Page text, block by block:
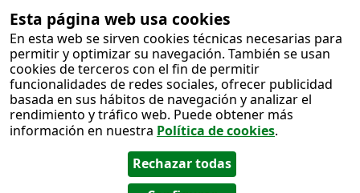
Esta página web usa cookies
En esta web se sirven cookies técnicas necesarias para
permitir y optimizar su navegación. También se usan
cookies de terceros con el fin de permitir
funcionalidades de redes sociales, ofrecer publicidad
basada en sus hábitos de navegación y analizar el
rendimiento y tráfico web. Puede obtener más
información en nuestra Política de cookies.